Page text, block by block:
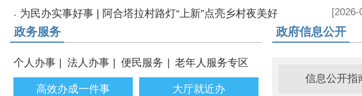
高效办成一件事 大厅就近办
行政权力事项清单
办件查询 不见面办理事项清单
公共服务事项清单 最多跑一次事项清单
信息公开机构
职能目录